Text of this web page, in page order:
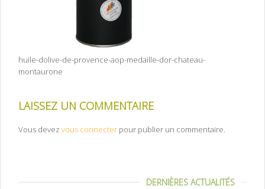
huile-dolive-de-provence-aop-medaille-dor-chateau-
montaurone
LAISSEZ UN COMMENTAIRE
Vous devez vous connecter pour publier un commentaire.
DERNIÈRES ACTUALITÉS